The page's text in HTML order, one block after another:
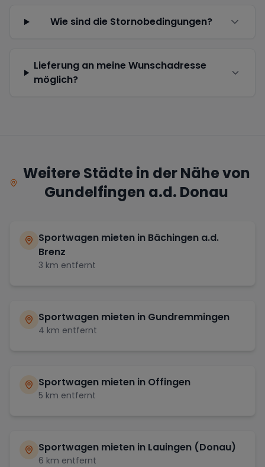
Wie sind die Stornobedingungen?
Lieferung an meine Wunschadresse
möglich?
Weitere Städte in der Nähe von
Gundelfingen a.d. Donau
Sportwagen mieten in Bächingen a.d.
Brenz
3 km entfernt
Sportwagen mieten in Gundremmingen
4 km entfernt
Sportwagen mieten in Offingen
5 km entfernt
Sportwagen mieten in Lauingen (Donau)
6 km entfernt